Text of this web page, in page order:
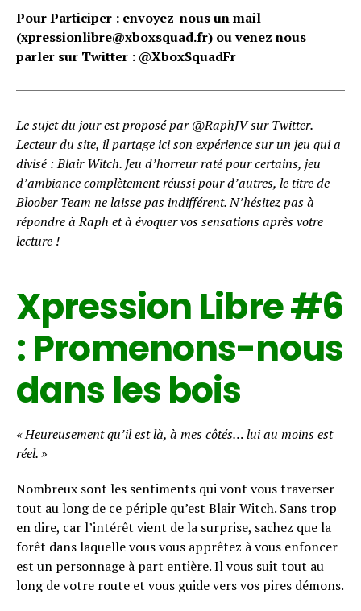
Pour Participer : envoyez-nous un mail
(xpressionlibre@xboxsquad.fr) ou venez nous
parler sur Twitter : @XboxSquadFr
Le sujet du jour est proposé par @RaphJV sur Twitter.
Lecteur du site, il partage ici son expérience sur un jeu qui a
divisé : Blair Witch. Jeu d’horreur raté pour certains, jeu
d’ambiance complètement réussi pour d’autres, le titre de
Bloober Team ne laisse pas indifférent. N’hésitez pas à
répondre à Raph et à évoquer vos sensations après votre
lecture !
Xpression Libre #6
: Promenons-nous
dans les bois
« Heureusement qu’il est là, à mes côtés… lui au moins est
réel. »
Nombreux sont les sentiments qui vont vous traverser
tout au long de ce périple qu’est Blair Witch. Sans trop
en dire, car l’intérêt vient de la surprise, sachez que la
forêt dans laquelle vous vous apprêtez à vous enfoncer
est un personnage à part entière. Il vous suit tout au
long de votre route et vous guide vers vos pires démons.
Flipboard
Reddit